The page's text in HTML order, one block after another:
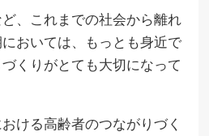
、これまでの社会から離れ
おいては、もっとも身近で
くりがとても大切になって
ける高齢者のつながりづく